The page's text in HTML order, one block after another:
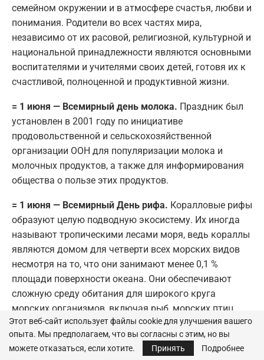
семейном окружении и в атмосфере счастья, любви и
понимания. Родители во всех частях мира,
независимо от их расовой, религиозной, культурной и
национальной принадлежности являются основными
воспитателями и учителями своих детей, готовя их к
счастливой, полноценной и продуктивной жизни.
= 1 июня — Всемирный день молока. Праздник был
установлен в 2001 году по инициативе
продовольственной и сельскохозяйственной
организации ООН для популяризации молока и
молочных продуктов, а также для информирования
общества о пользе этих продуктов.
= 1 июня — Всемирный День рифа. Коралловые рифы
образуют целую подводную экосистему. Их иногда
называют тропическими лесами моря, ведь кораллы
являются домом для четверти всех морских видов
несмотря на то, что они занимают менее 0,1 %
площади поверхности океана. Они обеспечивают
сложную среду обитания для широкого круга
морских организмов, включая рыб, морских птиц,
моллюсков, ракообразных, червей, губок, морских
черепах, морских змей.
Этот веб-сайт использует файлы cookie для улучшения вашего
опыта. Мы предполагаем, что вы согласны с этим, но вы
можете отказаться, если хотите.
Принять Подробнее